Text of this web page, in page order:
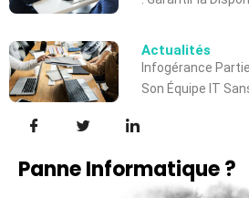
Actualités
Infogérance
Son Équipe IT
Panne Informatique ?